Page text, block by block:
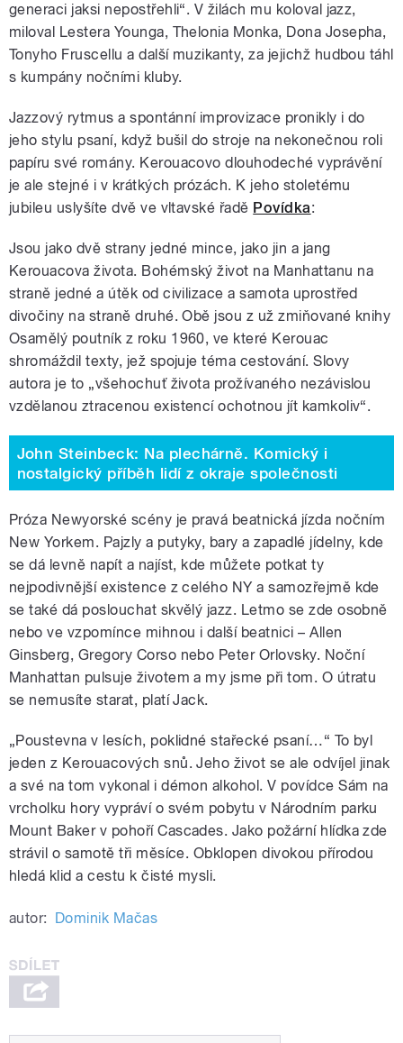
generaci jaksi nepostřehli“. V žilách mu koloval jazz,
miloval Lestera Younga, Thelonia Monka, Dona Josepha,
Tonyho Fruscellu a další muzikanty, za jejichž hudbou táhl
s kumpány nočními kluby.
Jazzový rytmus a spontánní improvizace pronikly i do
jeho stylu psaní, když bušil do stroje na nekonečnou roli
papíru své romány. Kerouacovo dlouhodeché vyprávění
je ale stejné i v krátkých prózách. K jeho stoletému
jubileu uslyšíte dvě ve vltavské řadě Povídka:
Jsou jako dvě strany jedné mince, jako jin a jang
Kerouacova života. Bohémský život na Manhattanu na
straně jedné a útěk od civilizace a samota uprostřed
divočiny na straně druhé. Obě jsou z už zmiňované knihy
Osamělý poutník z roku 1960, ve které Kerouac
shromáždil texty, jež spojuje téma cestování. Slovy
autora je to „všehochuť života prožívaného nezávislou
vzdělanou ztracenou existencí ochotnou jít kamkoliv“.
John Steinbeck: Na plechárně. Komický i
nostalgický příběh lidí z okraje společnosti
Próza Newyorské scény je pravá beatnická jízda nočním
New Yorkem. Pajzly a putyky, bary a zapadlé jídelny, kde
se dá levně napít a najíst, kde můžete potkat ty
nejpodivnější existence z celého NY a samozřejmě kde
se také dá poslouchat skvělý jazz. Letmo se zde osobně
nebo ve vzpomínce mihnou i další beatnici – Allen
Ginsberg, Gregory Corso nebo Peter Orlovsky. Noční
Manhattan pulsuje životem a my jsme při tom. O útratu
se nemusíte starat, platí Jack.
„Poustevna v lesích, poklidné stařecké psaní…“ To byl
jeden z Kerouacových snů. Jeho život se ale odvíjel jinak
a své na tom vykonal i démon alkohol. V povídce Sám na
vrcholku hory vypráví o svém pobytu v Národním parku
Mount Baker v pohoří Cascades. Jako požární hlídka zde
strávil o samotě tři měsíce. Obklopen divokou přírodou
hledá klid a cestu k čisté mysli.
autor: Dominik Mačas